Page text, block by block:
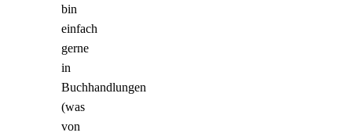
bin
einfach
gerne
in
Buchhandlungen
(was
von